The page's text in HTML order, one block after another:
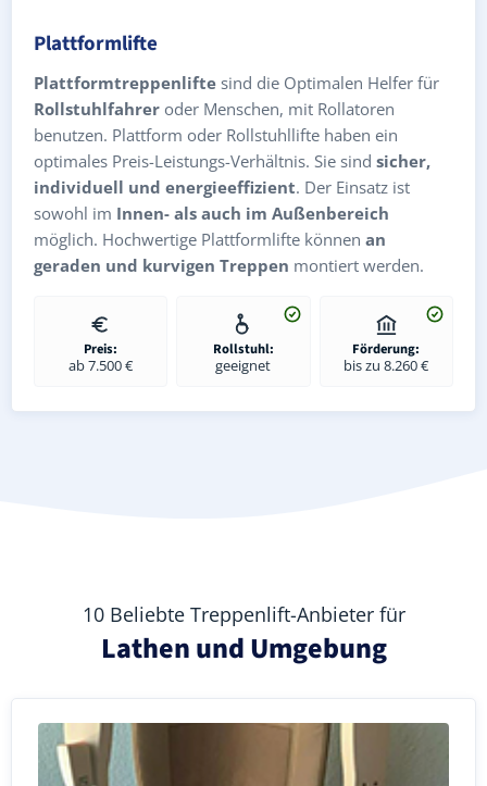
Plattformlifte
Plattformtreppenlifte sind die Optimalen Helfer für
Rollstuhlfahrer oder Menschen, mit Rollatoren
benutzen. Plattform oder Rollstuhllifte haben ein
optimales Preis-Leistungs-Verhältnis. Sie sind sicher,
individuell und energieeffizient. Der Einsatz ist
sowohl im Innen- als auch im Außenbereich
möglich. Hochwertige Plattformlifte können an
geraden und kurvigen Treppen montiert werden.
Preis:
ab 7.500 €
Rollstuhl:
geeignet
Förderung:
bis zu 8.260 €
10 Beliebte Treppenlift-Anbieter für
Lathen und Umgebung